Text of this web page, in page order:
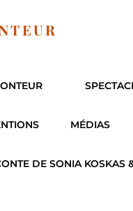
MÉDIAS
DE SONIA KOSKAS